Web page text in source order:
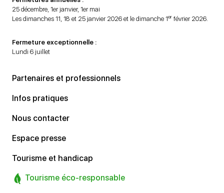
25 décembre, 1er janvier, 1er mai
Les dimanches 11, 18 et 25 janvier 2026 et le dimanche 1er février 2026.
Fermeture exceptionnelle :
Lundi 6 juillet
Partenaires et professionnels
Infos pratiques
Nous contacter
Espace presse
Tourisme et handicap
Tourisme éco-responsable